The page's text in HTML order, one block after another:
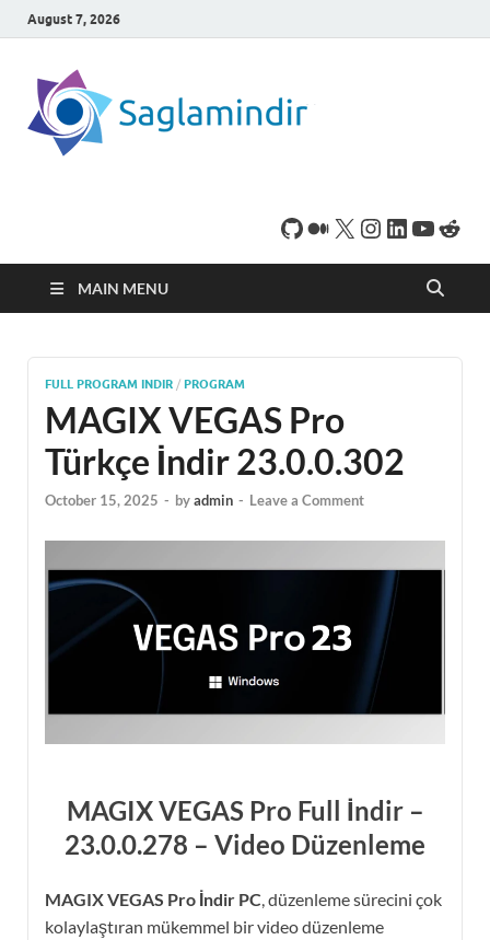
August 7, 2026
indirebileceğiniz sade
bir indirme sitesidir.
MAIN MENU
FULL PROGRAM INDIR / PROGRAM
MAGIX VEGAS Pro
Türkçe İndir 23.0.0.302
October 15, 2025 - byadmin - Leave a Comment
MAGIX VEGAS Pro Full İndir –
23.0.0.278 – Video Düzenleme
MAGIX VEGAS Pro İndir PC, düzenleme sürecini çok
kolaylaştıran mükemmel bir video düzenleme